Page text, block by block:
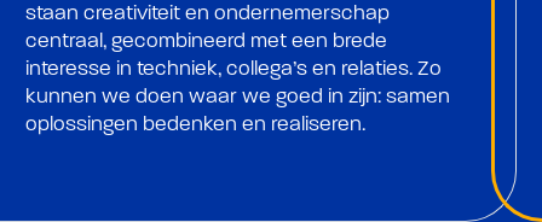
staan creativiteit en ondernemerschap
centraal, gecombineerd met een brede
interesse in techniek, collega’s en relaties. Zo
kunnen we doen waar we goed in zijn: samen
oplossingen bedenken en realiseren.